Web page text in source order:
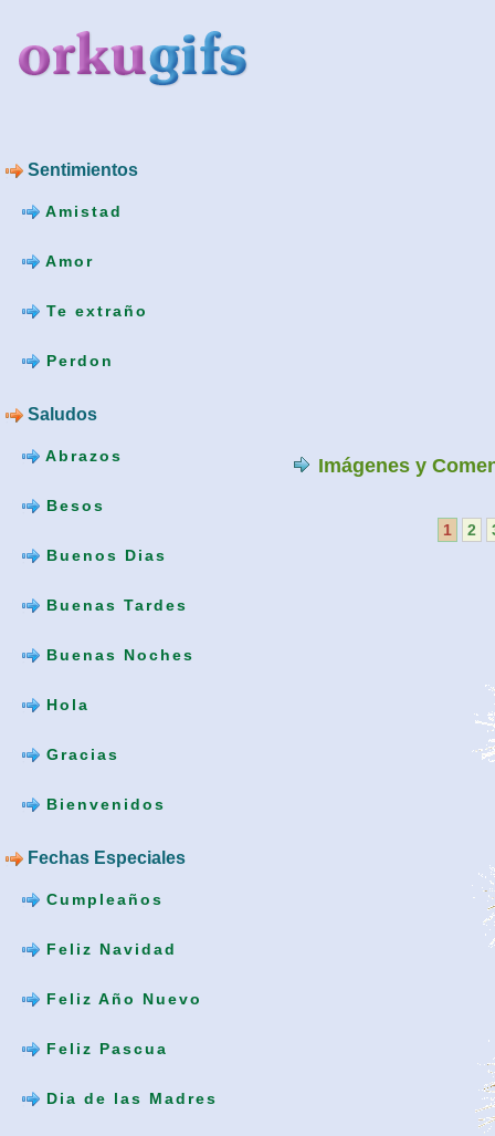
Sentimientos
Amistad
Amor
Te extraño
Perdon
Saludos
Abrazos
Besos
Buenos Dias
Buenas Tardes
Buenas Noches
Hola
Gracias
Bienvenidos
Fechas Especiales
Cumpleaños
Feliz Navidad
Feliz Año Nuevo
Feliz Pascua
Dia de las Madres
Imágenes y
1 2